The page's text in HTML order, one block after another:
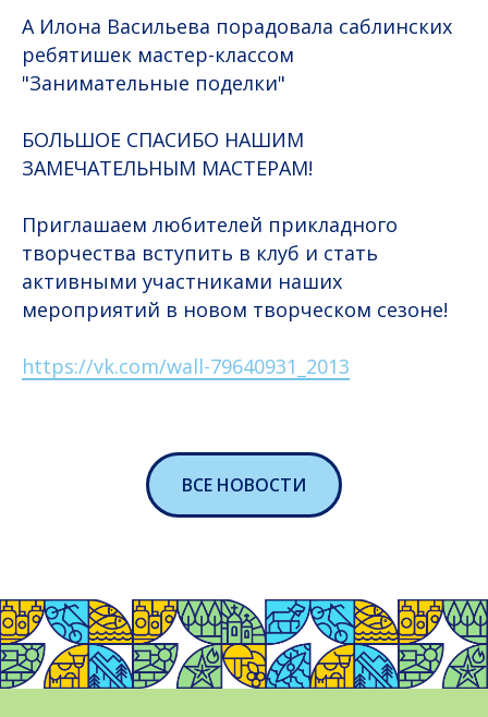
А Илона Васильева порадовала саблинских
ребятишек мастер-классом
"Занимательные поделки"
БОЛЬШОЕ СПАСИБО НАШИМ
ЗАМЕЧАТЕЛЬНЫМ МАСТЕРАМ!
Приглашаем любителей прикладного
творчества вступить в клуб и стать
активными участниками наших
мероприятий в новом творческом сезоне!
https://vk.com/wall-79640931_2013
ВСЕ НОВОСТИ